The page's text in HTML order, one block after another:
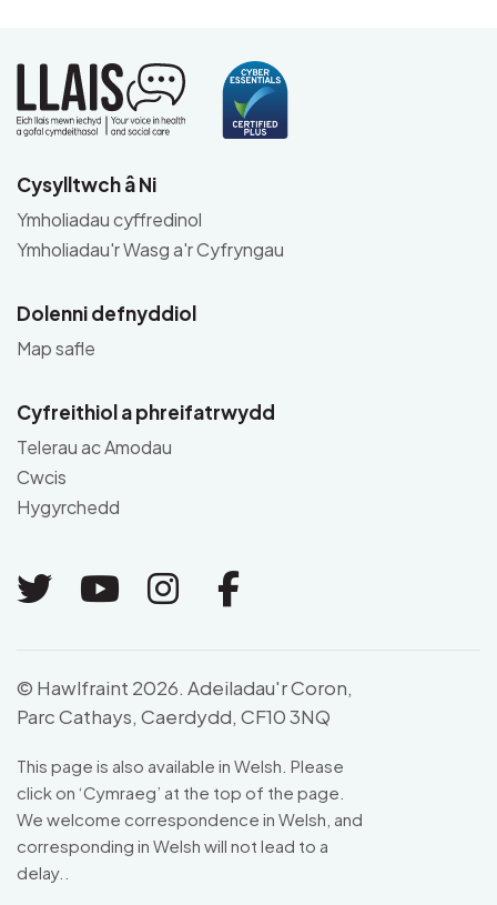
Cysylltwch â Ni
Ymholiadau cyffredinol
Ymholiadau'r Wasg a'r Cyfryngau
Dolenni defnyddiol
Map safle
Cyfreithiol a phreifatrwydd
Telerau ac Amodau
Cwcis
Hygyrchedd
Link to Twitter
Link to Youtube
Link to Instagram
Link to
© Hawlfraint 2026. Adeiladau'r Coron,
Parc Cathays, Caerdydd, CF10 3NQ
This page is also available in Welsh. Please
click on ‘Cymraeg’ at the top of the page.
We welcome correspondence in Welsh, and
corresponding in Welsh will not lead to a
delay..